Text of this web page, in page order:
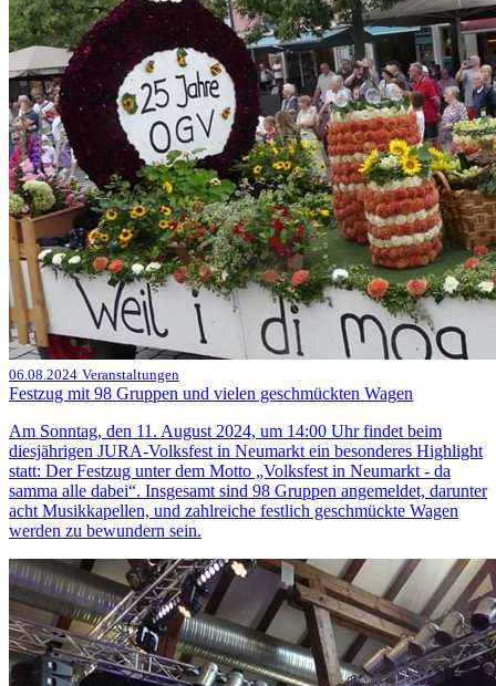
06.08.2024 Veranstaltungen
Festzug mit 98 Gruppen und vielen geschmückten Wagen
Am Sonntag, den 11. August 2024, um 14:00 Uhr findet beim
diesjährigen JURA-Volksfest in Neumarkt ein besonderes Highlight
statt: Der Festzug unter dem Motto „Volksfest in Neumarkt - da
samma alle dabei“. Insgesamt sind 98 Gruppen angemeldet, darunter
acht Musikkapellen, und zahlreiche festlich geschmückte Wagen
werden zu bewundern sein.